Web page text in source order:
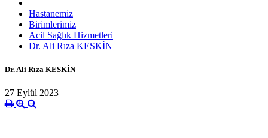
Hastanemiz
Birimlerimiz
Acil Sağlık Hizmetleri
Dr. Ali Rıza KESKİN
Dr. Ali Rıza KESKİN
27 Eylül 2023